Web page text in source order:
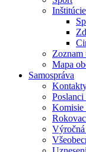
Inštitúcie
Zoznam
Mapa
Samospráva
Komisie
Výročná